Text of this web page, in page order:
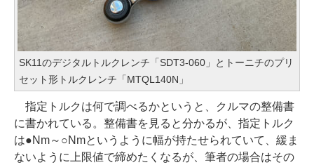
SK11のデジタルトルクレンチ「SDT3-060」とトーニチのプリ
セット形トルクレンチ「MTQL140N」
指定トルクは何で調べるかというと、クルマの整備書
に書かれている。整備書を見ると分かるが、指定トルク
は●Nm～○Nmというように幅が持たせられていて、緩ま
ないように上限値で締めたくなるが、筆者の場合はその